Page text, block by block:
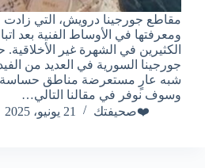
مقاطع جورجينا درويش، التي
ومعرفتها في الأوساط الفنية بعد
الكثيرين في الشهرة غير
جورجينا السورية في العديد من
شبه عارٍ مستعرضة مناطق
وسوف نوفر في مقالنا التالي…
❤️صحيفتك
21 يونيو، 2025